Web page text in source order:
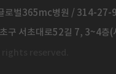
로벌365mc병원 / 314-
구 서초대로52길 7, 3~4